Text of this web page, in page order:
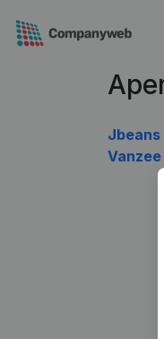
Jbeans
Vanzee